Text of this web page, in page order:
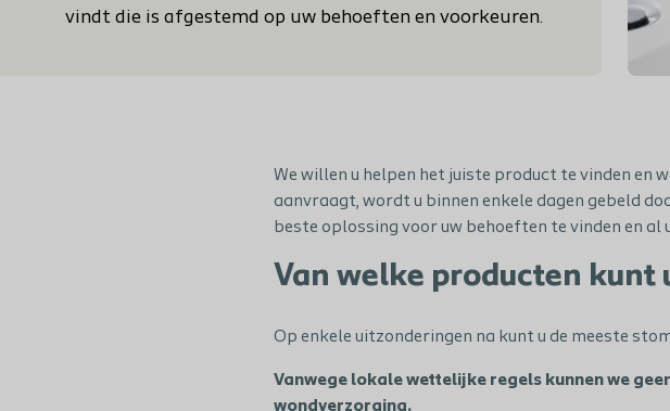
vindt die is afgestemd op uw behoeften en voorkeuren.
We willen u helpen het juiste product te vinden en
aanvraagt, wordt u binnen enkele dagen gebeld
beste oplossing voor uw behoeften te vinden en al
Van welke producten
Op enkele uitzonderingen na kunt u de meeste
Vanwege lokale wettelijke regels kunnen we
wondverzorging.